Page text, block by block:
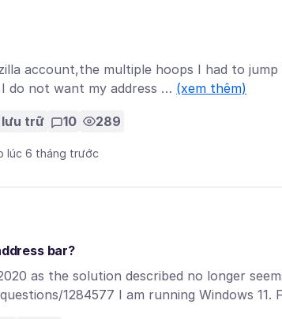
account,the multiple hoops I had to
do not want my address … (xem thêm)
trữ 10 289
lúc 6 tháng trước
bar?
as the solution described no longer
1284577 I am running Windows 11.